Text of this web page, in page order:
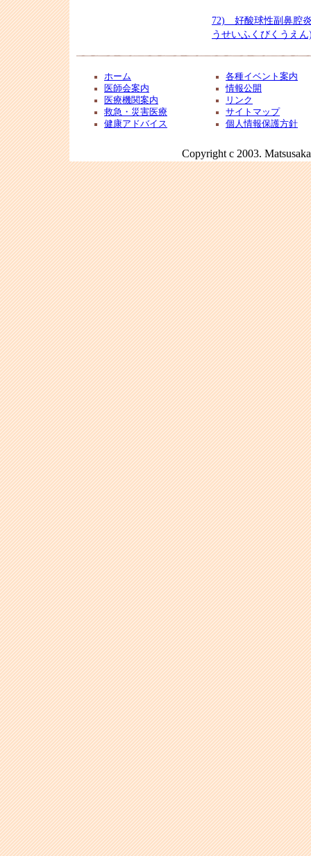
72) 好酸球性副鼻腔
うせいふくびくうえ
ホーム
各種イベント案内
医師会案内
情報公開
医療機関案内
リンク
救急・災害医療
サイトマップ
健康アドバイス
個人情報保護方針
Copyright c 2003.